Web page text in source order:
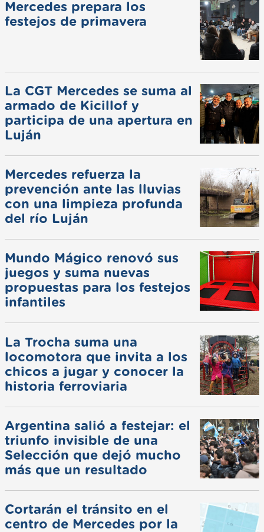
Mercedes prepara los
festejos de primavera
La CGT Mercedes se suma al
armado de Kicillof y
participa de una apertura en
Luján
Mercedes refuerza la
prevención ante las lluvias
con una limpieza profunda
del río Luján
Mundo Mágico renovó sus
juegos y suma nuevas
propuestas para los festejos
infantiles
La Trocha suma una
locomotora que invita a los
chicos a jugar y conocer la
historia ferroviaria
Argentina salió a festejar: el
triunfo invisible de una
Selección que dejó mucho
más que un resultado
Cortarán el tránsito en el
centro de Mercedes por la